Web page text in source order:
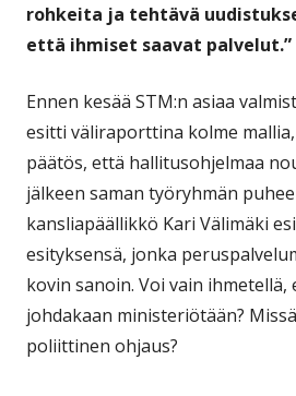
rohkeita ja tehtävä
että ihmiset saavat palvelut.”
Ennen kesää STM:n asiaa
esitti väliraporttina kolme
päätös, että hallitusohjelmaa
jälkeen saman työryhmän
kansliapäällikkö Kari Välimäki
esityksensä, jonka
kovin sanoin. Voi vain ihmetellä,
johdakaan ministeriötään?
poliittinen ohjaus?